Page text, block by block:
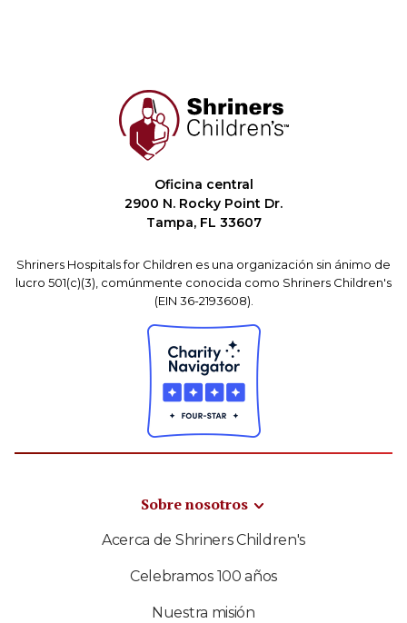
Oficina central
2900 N. Rocky Point Dr.
Tampa, FL 33607
Shriners Hospitals for Children es una organización sin ánimo de
lucro 501(c)(3), comúnmente conocida como Shriners Children's
(EIN 36-2193608).
Sobre nosotros
Acerca de Shriners Children's
Celebramos 100 años
Nuestra misión